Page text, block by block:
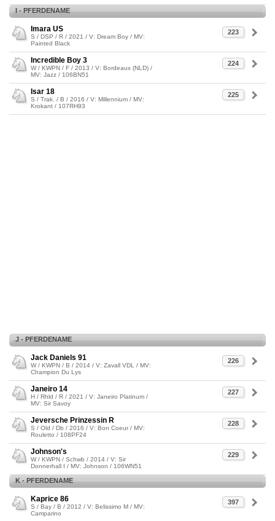
I - PFERDENAME
223
Imara US
S / DSP / R / 2021 / V: Dream Boy / MV:
Painted Black
224
Incredible Boy 3
W / KWPN / F / 2013 / V: Bordeaux (NLD) /
MV: Jazz / 106BN51
225
Isar 18
S / Trak. / B / 2016 / V: Millennium / MV:
Krokant / 107RH93
J - PFERDENAME
226
Jack Daniels 91
W / KWPN / B / 2014 / V: Zavall VDL / MV:
Champion Du Lys
227
Janeiro 14
H / Rhld / R / 2021 / V: Janeiro Platinum /
MV: Sir Savoy
228
Jeversche Prinzessin R
S / Old / Db / 2016 / V: Bon Coeur / MV:
Rouletto / 108PF24
229
Johnson's
W / KWPN / Schwb / 2014 / V: Sir
Donnerhall I / MV: Johnson / 106WN51
K - PFERDENAME
397
Kaprice 86
S / Bay / B / 2012 / V: Belissimo M / MV:
Camparino